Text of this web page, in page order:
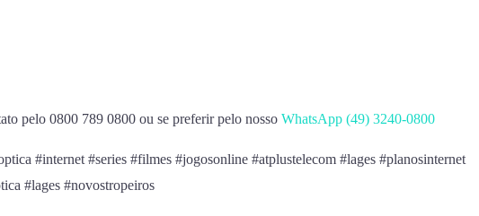
pelo 0800 789 0800 ou se preferir pelo nosso WhatsApp (49) 3240-0800
#internet #series #filmes #jogosonline #atplustelecom #lages #planosinternet
#lages #novostropeiros